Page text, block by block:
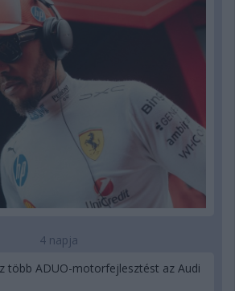
4 napja
több ADUO-motorfejlesztést az Audi